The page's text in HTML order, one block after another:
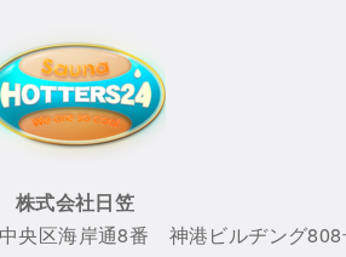
株式会社日笠
央区海岸通8番 神港ビルヂング